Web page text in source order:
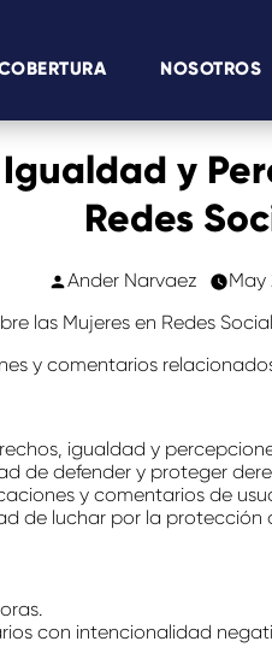
NOSOTROS
y
Redes
Ander Narvaez May
las Mujeres en Redes
y comentarios
igualdad y
de defender y proteger
y comentarios de
de luchar por la protección
con intencionalidad